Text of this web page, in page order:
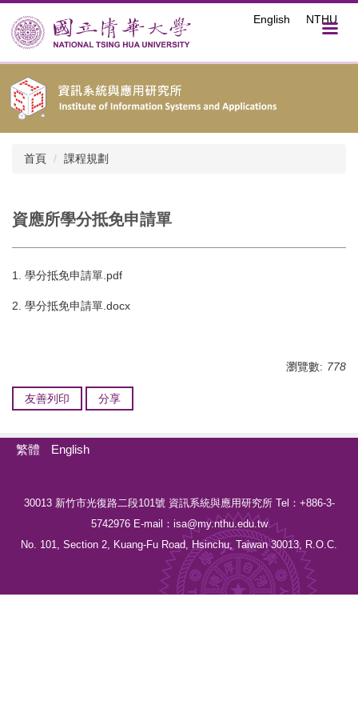
到
主
要
容
區
English NTHU
首頁 課程規劃
資應所學分抵免申請單
1. 學分抵免申請單.pdf
2. 學分抵免申請單.docx
瀏覽數: 778
友善列印 分享
繁體 English
30013 新竹市光復路二段101號 資訊系統與應用研究所 Tel：+886-3-
5742976 E-mail：isa@my.nthu.edu.tw
No. 101, Section 2, Kuang-Fu Road, Hsinchu, Taiwan 30013, R.O.C.